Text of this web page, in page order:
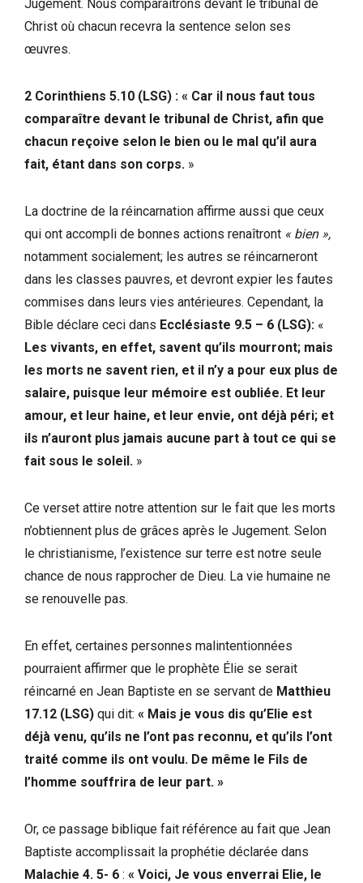
Jugement. Nous comparaîtrons devant le tribunal de
Christ où chacun recevra la sentence selon ses
œuvres.
2 Corinthiens 5.10 (LSG) : « Car il nous faut tous
comparaître devant le tribunal de Christ, afin que
chacun reçoive selon le bien ou le mal qu’il aura
fait, étant dans son corps. »
La doctrine de la réincarnation affirme aussi que ceux
qui ont accompli de bonnes actions renaîtront « bien »,
notamment socialement; les autres se réincarneront
dans les classes pauvres, et devront expier les fautes
commises dans leurs vies antérieures. Cependant, la
Bible déclare ceci dans Ecclésiaste 9.5 – 6 (LSG): «
Les vivants, en effet, savent qu’ils mourront; mais
les morts ne savent rien, et il n’y a pour eux plus de
salaire, puisque leur mémoire est oubliée. Et leur
amour, et leur haine, et leur envie, ont déjà péri; et
ils n’auront plus jamais aucune part à tout ce qui se
fait sous le soleil. »
Ce verset attire notre attention sur le fait que les morts
n’obtiennent plus de grâces après le Jugement. Selon
le christianisme, l’existence sur terre est notre seule
chance de nous rapprocher de Dieu. La vie humaine ne
se renouvelle pas.
En effet, certaines personnes malintentionnées
pourraient affirmer que le prophète Élie se serait
réincarné en Jean Baptiste en se servant de Matthieu
17.12 (LSG) qui dit: « Mais je vous dis qu’Elie est
déjà venu, qu’ils ne l’ont pas reconnu, et qu’ils l’ont
traité comme ils ont voulu. De même le Fils de
l’homme souffrira de leur part. »
Or, ce passage biblique fait référence au fait que Jean
Baptiste accomplissait la prophétie déclarée dans
Malachie 4. 5- 6 : « Voici, Je vous enverrai Elie, le